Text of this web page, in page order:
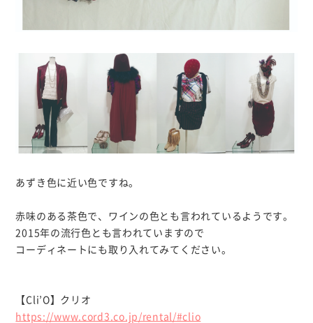
あずき色に近い色ですね。
赤味のある茶色で、ワインの色とも言われているようです。
2015年の流行色とも言われていますので
コーディネートにも取り入れてみてください。
【Cli’O】クリオ
https://www.cord3.co.jp/rental/#clio